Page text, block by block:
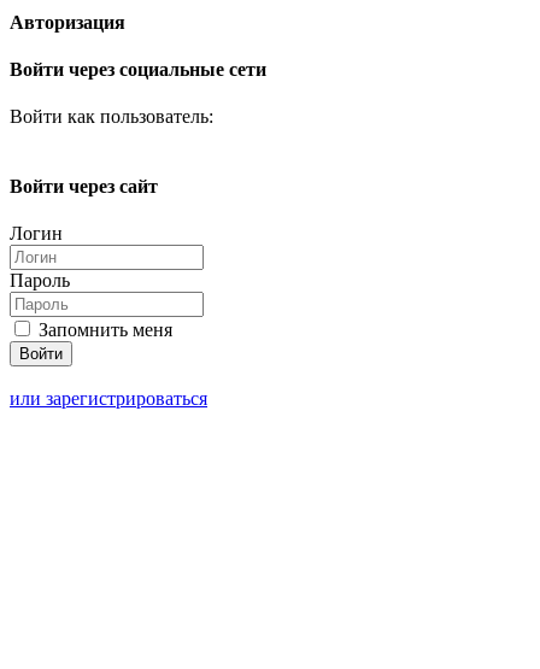
Авторизация
Войти через социальные сети
Войти как пользователь:
Войти через сайт
Логин
Пароль
Запомнить меня
или зарегистрироваться